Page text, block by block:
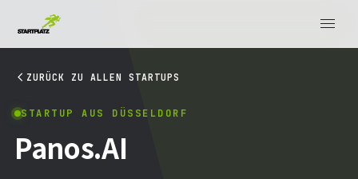
ZURÜCK ZU ALLEN STARTUPS
STARTUP AUS DÜSSELDORF
Panos.AI